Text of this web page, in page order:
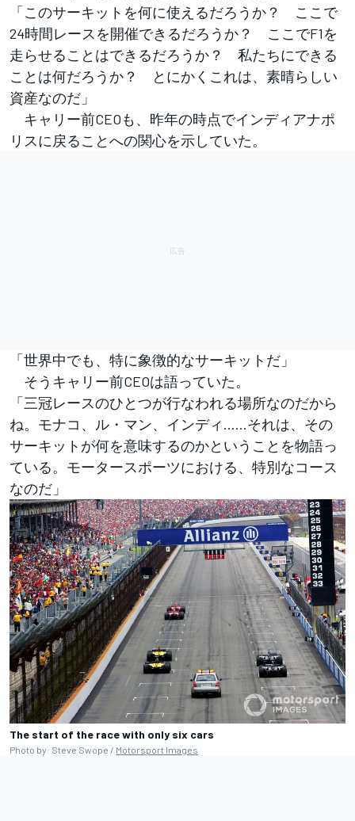
「このサーキットを何に使えるだろうか？ ここで
24時間レースを開催できるだろうか？ ここでF1を
走らせることはできるだろうか？ 私たちにできる
ことは何だろうか？ とにかくこれは、素晴らしい
資産なのだ」
キャリー前CEOも、昨年の時点でインディアナポ
リスに戻ることへの関心を示していた。
「世界中でも、特に象徴的なサーキットだ」
そうキャリー前CEOは語っていた。
「三冠レースのひとつが行なわれる場所なのだから
ね。モナコ、ル・マン、インディ……それは、その
サーキットが何を意味するのかということを物語っ
ている。モータースポーツにおける、特別なコース
なのだ」
The start of the race with only six cars
Photo by: Steve Swope / Motorsport Images